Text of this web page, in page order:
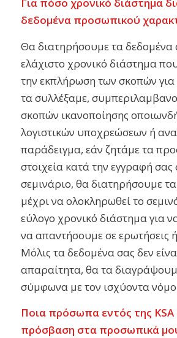
Για πόσο χρονικό διάστημα
δεδομένα προσωπικού
Θα διατηρήσουμε τα δεδομένα
ελάχιστο χρονικό διάστημα
την εκπλήρωση των σκοπών για
τα συλλέξαμε,
σκοπών ικανοποίησης
λογιστικών υποχρεώσεων ή
παράδειγμα, εάν ζητάμε τα
στοιχεία κατά την εγγραφή σας
σεμινάριο, θα διατηρήσουμε
μέχρι να ολοκληρωθεί το
εύλογο χρονικό διάστημα για
να απαντήσουμε σε ερωτήσεις
Μόλις τα δεδομένα σας δεν
απαραίτητα, θα τα
σύμφωνα με τον ισχύοντα
Ποια πρόσωπα εντός της
πρόσβαση στα προσωπικά